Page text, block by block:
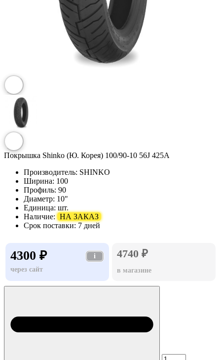
Покрышка Shinko (Ю. Корея) 100/90-10 56J 425A
Производитель: SHINKO
Ширина: 100
Профиль: 90
Диаметр: 10"
Единица: шт.
Наличие: НА ЗАКАЗ
Срок поставки: 7 дней
4300 ₽
i
через сайт
4740 ₽
в магазине